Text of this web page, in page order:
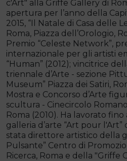
c'Art" alla Griffe Gallery di
apertura per l’anno della
2015, “Il Natale di Casa delle
Roma, Piazza dell’Orologio,
Premio “Celeste Network”,
internazionale per gli artisti
“Human” (2012); vincitrice
triennale d’Arte - sezione
Museum” Piazza dei Satiri,
Mostra e Concorso d’Arte
scultura - Cinecircolo
Roma (2010). Ha lavorato fino
galleria d’arte “Art pour l'Art”
stata direttore artistico della
Pulsante” Centro di
Ricerca, Roma e della "Griffe